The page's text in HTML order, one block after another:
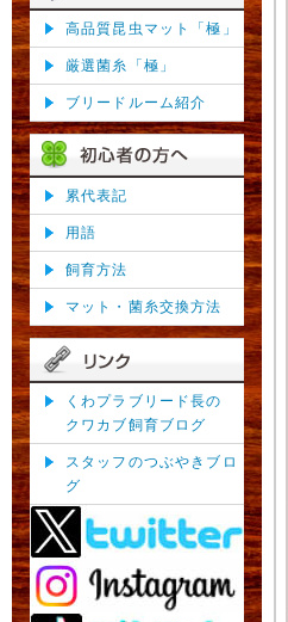
高品質昆虫マット「極」
厳選菌糸「極」
ブリードルーム紹介
累代表記
用語
飼育方法
マット・菌糸交換方法
くわプラブリード長の
クワカブ飼育ブログ
スタッフのつぶやきブロ
グ